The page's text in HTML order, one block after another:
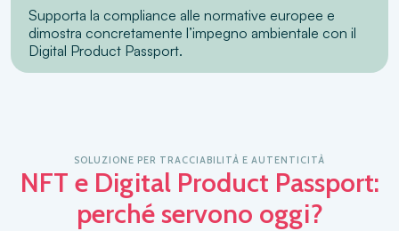
Supporta la compliance alle normative europee e
dimostra concretamente l’impegno ambientale con il
Digital Product Passport.
SOLUZIONE PER TRACCIABILITÀ E AUTENTICITÀ
NFT e Digital Product Passport:
perché servono oggi?